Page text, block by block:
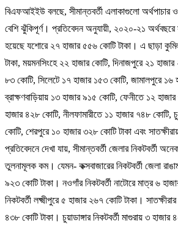
বিএফআইইউ বলছে, সীমান্তবর্তী এলাকাগুলো অর্থপাচার ও
বেশি ঝুঁকিপূর্ণ। প্রতিবেদন অনুযায়ী, ২০২০-২১ অর্থবছরে
হয়েছে যশোরে ২৭ হাজার ৫৫৬ কোটি টাকা। এ ছাড়া
টাকা, ময়মনসিংহে ২২ হাজার কোটি, দিনাজপুরে ২১
৮৩ কোটি, সিলেটে ১৭ হাজার ১৫৩ কোটি, জামালপুরে ১৬
ব্রাক্ষণবাড়িয়ায় ১৩ হাজার ৯১৫ কোটি, ফেনীতে ১২
হাজার ৪২৮ কোটি, নীলফামারীতে ১১ হাজার ৭৪৮ কোটি,
কোটি, শেরপুরে ১০ হাজার ৩২৮ কোটি টাকা এবং
প্রতিবেদনে দেখা যায়, সীমান্তবর্তী জেলার নিকটবর্তী
তুলনামূলক কম। যেমন- কক্সবাজারের নিকটবর্তী জেলা
৯২৩ কোটি টাকা। নওগাঁর নিকটবর্তী নাটোরে মাত্র ৬
নিকটবর্তী লক্ষ্মীপুরে ৫ হাজার ২৬৭ কোটি টাকা। সাতক্ষীরার
৪৩৮ কোটি টাকা। চুয়াডাঙ্গার নিকটবর্তী মাগুরায় ৩